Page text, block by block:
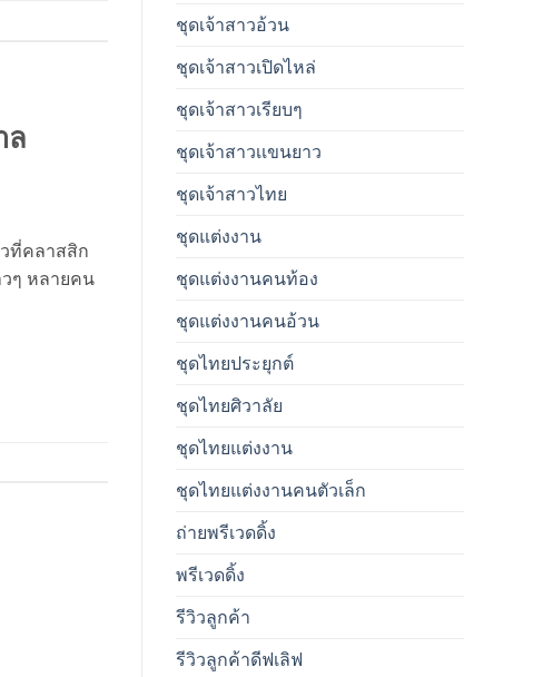
ล
วที่คลาสสิก
วๆ หลายคน
ชุดเจ้าสาวอ้วน
ชุดเจ้าสาวเปิดไหล่
ชุดเจ้าสาวเรียบๆ
ชุดเจ้าสาวเเขนยาว
ชุดเจ้าสาวไทย
ชุดแต่งงาน
ชุดแต่งงานคนท้อง
ชุดแต่งงานคนอ้วน
ชุดไทยประยุกต์
ชุดไทยศิวาลัย
ชุดไทยแต่งงาน
ชุดไทยแต่งงานคนตัวเล็ก
ถ่ายพรีเวดดิ้ง
พรีเวดดิ้ง
รีวิวลูกค้า
รีวิวลูกค้าดีฟเลิฟ